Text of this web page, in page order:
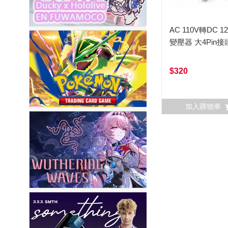
AC 110V轉DC
變壓器 大4Pin接
$320
加入購物車